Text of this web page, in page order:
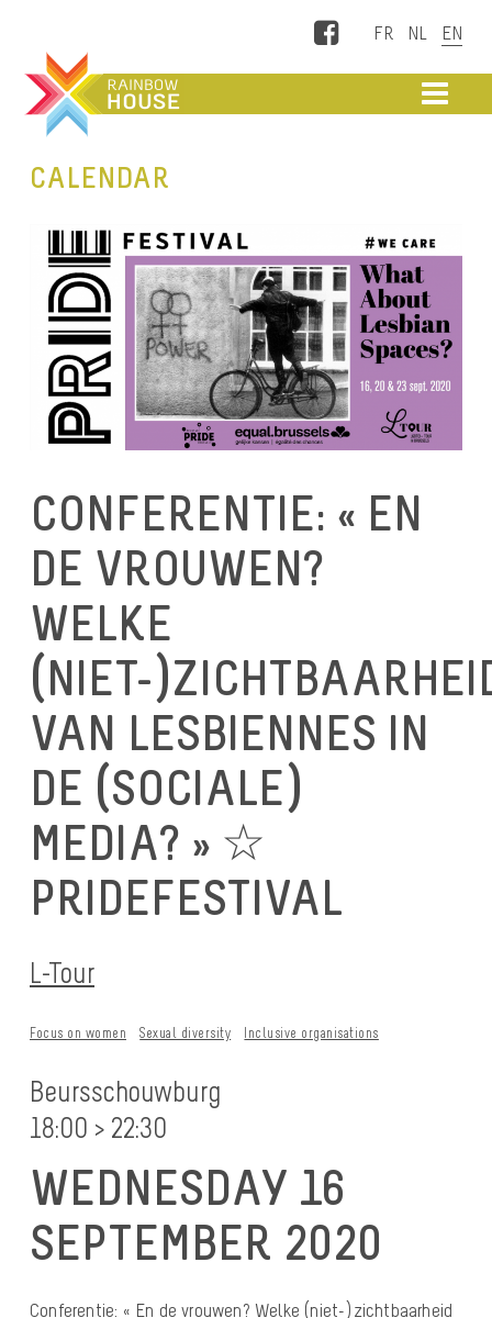
Facebook
CALENDAR
CONFERENTIE: « EN
DE VROUWEN?
WELKE
(NIET-
VAN LESBIENNES IN
DE (SOCIALE)
MEDIA? » ☆
PRIDEFESTIVAL
L-Tour
Focus on women Sexual diversity Inclusive organisations
Beursschouwburg
18:00 > 22:30
WEDNESDAY 16
SEPTEMBER 2020
Conferentie: « En de vrouwen? Welke (niet-)zichtbaarheid